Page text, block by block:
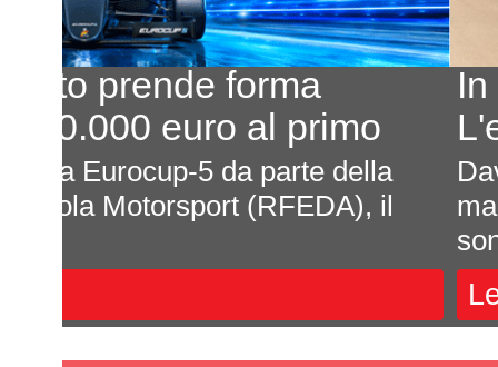
In 7 per un posto al sole
L'equilibrio che persiste
Davide Attanasio - FotocarÈ
magnum di corse, di